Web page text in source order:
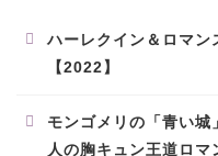
ハーレクイン＆ロマン
【2022】
モンゴメリの「青い
人の胸キュン王道ロマ